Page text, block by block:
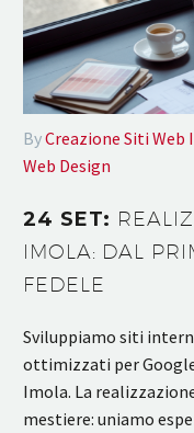
ByCreazione Siti Web
Web Design
24 SET:
IMOLA: DAL
FEDELE
Sviluppiamo siti
ottimizzati per
Imola. La
mestiere: uniamo